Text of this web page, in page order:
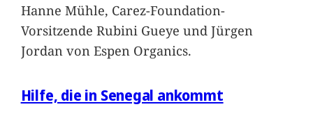
Hanne Mühle, Carez-Foundation-
Vorsitzende Rubini Gueye und Jürgen
Jordan von Espen Organics.
Hilfe, die in Senegal ankommt